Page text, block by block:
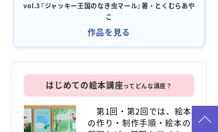
vol.3『ジャッキー王国のなき虫マール』著・とくむらあや
こ
作品を見る
はじめての絵本講座ってどんな講座？
第1回・第2回では、絵本
の作り・制作手順・絵本の